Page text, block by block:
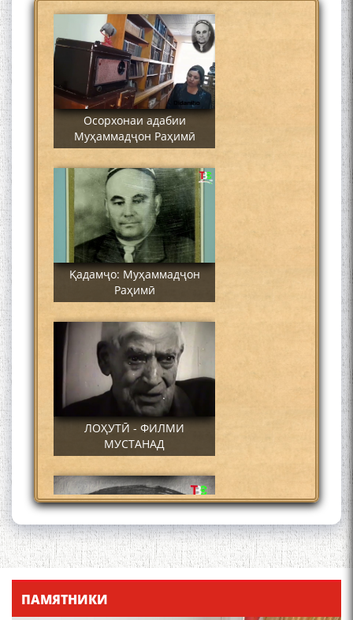
Осорхонаи адабии
Муҳаммадҷон Раҳимӣ
Қадамҷо: Муҳаммадҷон
Раҳимӣ
ЛОҲУТӢ - ФИЛМИ
МУСТАНАД
Қадамҷо - Лоҳутӣ
ПАМЯТНИКИ